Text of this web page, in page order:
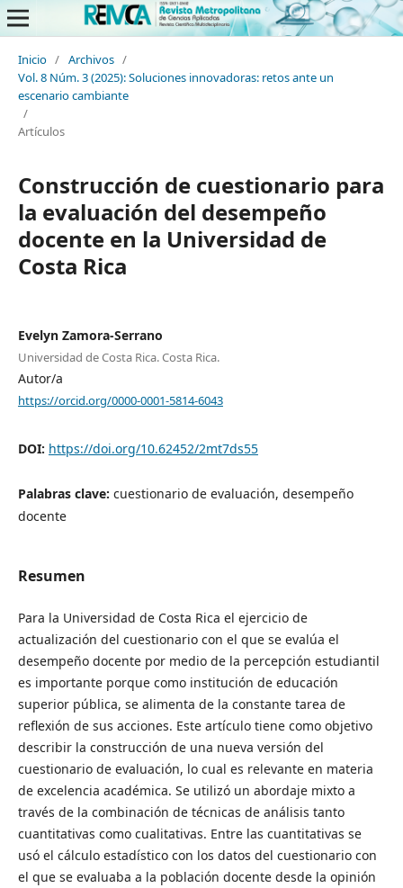
Inicio / Archivos /
Vol. 8 Núm. 3 (2025): Soluciones innovadoras: retos ante un
escenario cambiante
/
Artículos
Construcción de cuestionario para
la evaluación del desempeño
docente en la Universidad de
Costa Rica
Evelyn Zamora-Serrano
Universidad de Costa Rica. Costa Rica.
Autor/a
https://orcid.org/0000-0001-5814-6043
DOI: https://doi.org/10.62452/2mt7ds55
Palabras clave: cuestionario de evaluación, desempeño
docente
Resumen
Para la Universidad de Costa Rica el ejercicio de
actualización del cuestionario con el que se evalúa el
desempeño docente por medio de la percepción estudiantil
es importante porque como institución de educación
superior pública, se alimenta de la constante tarea de
reflexión de sus acciones. Este artículo tiene como objetivo
describir la construcción de una nueva versión del
cuestionario de evaluación, lo cual es relevante en materia
de excelencia académica. Se utilizó un abordaje mixto a
través de la combinación de técnicas de análisis tanto
cuantitativas como cualitativas. Entre las cuantitativas se
usó el cálculo estadístico con los datos del cuestionario con
el que se evaluaba a la población docente desde la opinión